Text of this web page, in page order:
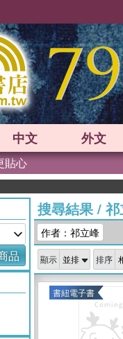
中文 外文
貼心
品
搜尋結果/
作者：祁立峰
顯示 排序
書紐電子書